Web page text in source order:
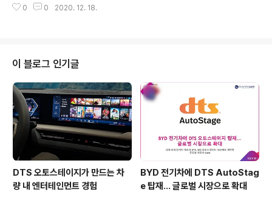
용하게 되는데요. 이후 소녀들은 더욱 많은 마법을 부리며
크리스마스와 다가오는 해에 대한 설렘을 느낄 수 있는 다
의 히트곡인 를 홀리데이 리믹스 버전으로 발매한 곡입니
다. 연말을 앞두고, 원곡에 캐럴을 연상시키는 사운드와 따
뜻한 분위기가 더해져 팬들에게는 특별한 크리스마스 선물
과도 같은데요. 특히 함께 공개된 뮤직비디오에는 BTS가
직접 촬영한 영상이 등장해 더욱 많은 이들의 관심을 받고
있습니다. 이번 연말 BTS의 밝..
0 0 2020. 12. 18.
이 블로그 인기글
DTS 오토스테이지가 만드는 차
량 내 엔터테인먼트 경험
BYD 전기차에 DTS AutoStag
e 탑재… 글로벌 시장으로 확대